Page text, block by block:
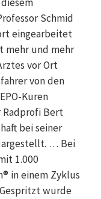
Schmid
eingearbeitet
mehr und mehr
vor Ort
von den
Kuren
Bert
bei seiner
… Bei
1.000
in einem Zyklus
wurde